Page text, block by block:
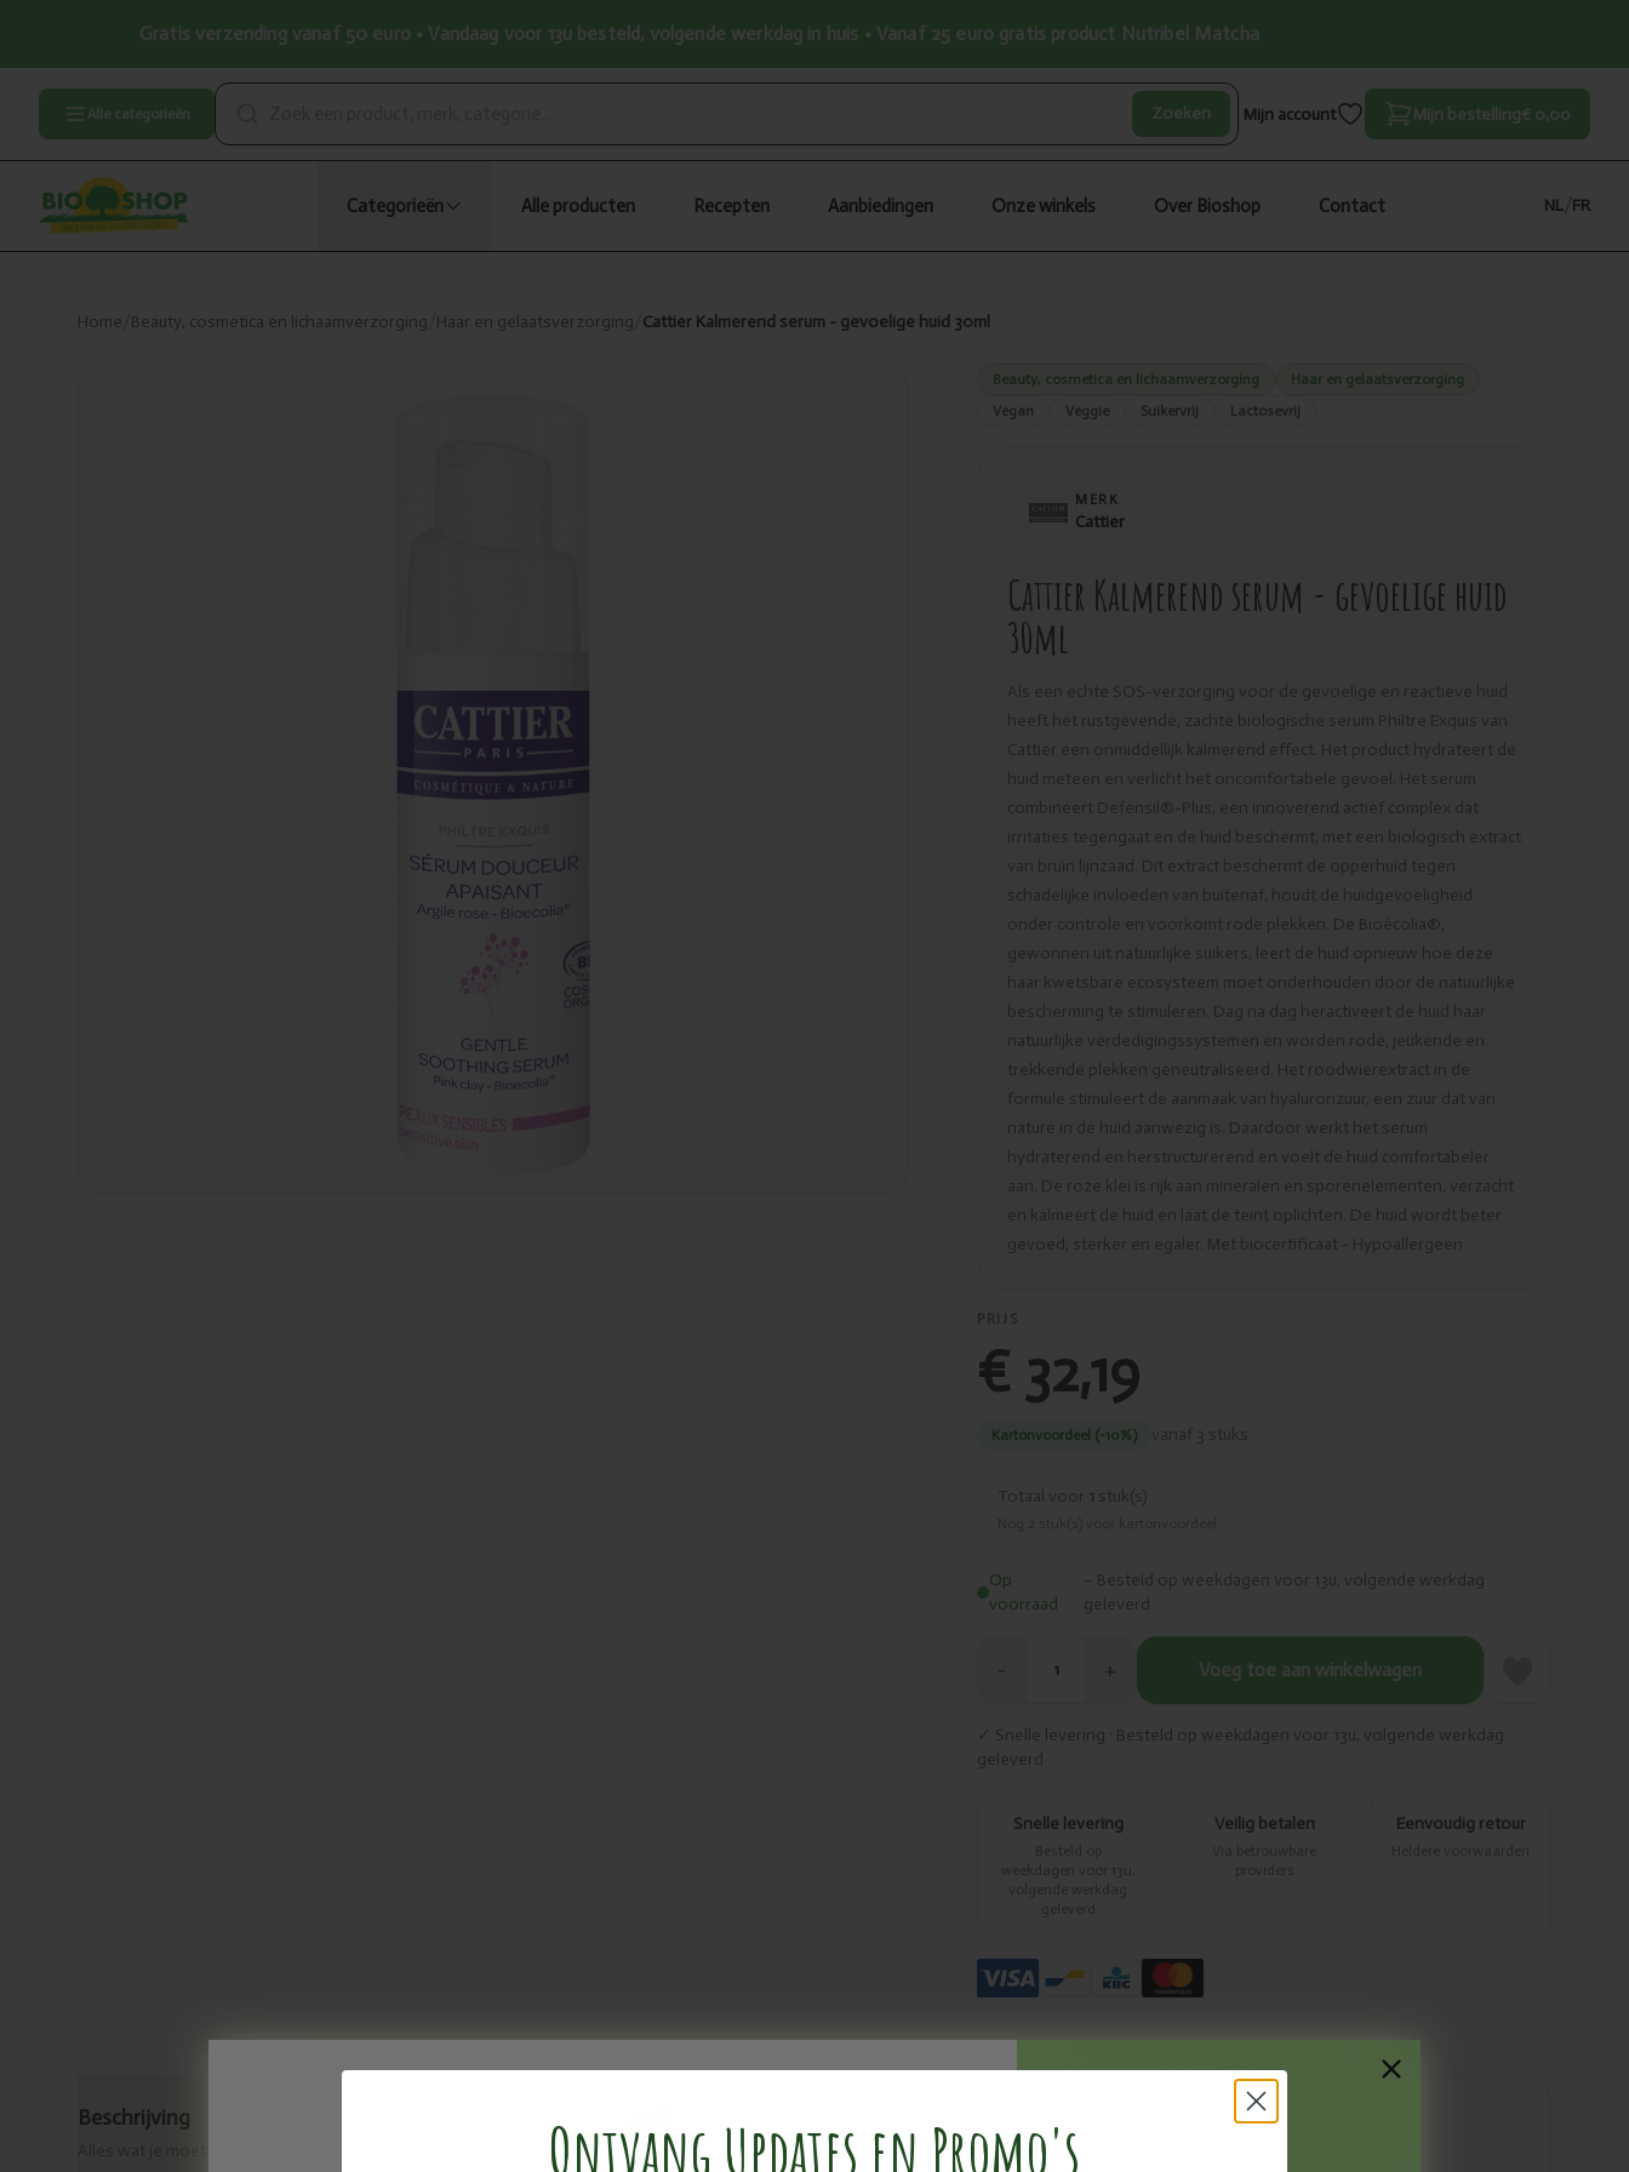
Gratis verzending vanaf 50 euro • Vandaag voor 13u besteld, volgende werkdag in huis • Vanaf 25 euro gratis product Nutribel Matcha
Alle categorieën Zoeken Mijn account Mijn bestelling€ 0,00
Categorieën Alle producten Recepten Aanbiedingen Onze winkels Over Bioshop Contact NL FR
Home Beauty, cosmetica en lichaamverzorging Haar en gelaatsverzorging Cattier Kalmerend serum - gevoelige huid 30ml
Beauty, cosmetica en lichaamverzorging
Haar en gelaatsverzorging
Vegan
Veggie Suikervrij Lactosevrij
MERK
Cattier
Cattier Kalmerend serum - gevoelige huid
30ml
Als een echte SOS-verzorging voor de gevoelige en reactieve huid
heeft het rustgevende, zachte biologische serum Philtre Exquis van
Cattier een onmiddellijk kalmerend effect. Het product hydrateert de
huid meteen en verlicht het oncomfortabele gevoel. Het serum
combineert Defensil®-Plus, een innoverend actief complex dat
irritaties tegengaat en de huid beschermt, met een biologisch extract
van bruin lijnzaad. Dit extract beschermt de opperhuid tegen
schadelijke invloeden van buitenaf, houdt de huidgevoeligheid
onder controle en voorkomt rode plekken. De Bioécolia®,
gewonnen uit natuurlijke suikers, leert de huid opnieuw hoe deze
haar kwetsbare ecosysteem moet onderhouden door de natuurlijke
bescherming te stimuleren. Dag na dag heractiveert de huid haar
natuurlijke verdedigingssystemen en worden rode, jeukende en
trekkende plekken geneutraliseerd. Het roodwierextract in de
formule stimuleert de aanmaak van hyaluronzuur, een zuur dat van
nature in de huid aanwezig is. Daardoor werkt het serum
hydraterend en herstructurerend en voelt de huid comfortabeler
aan. De roze klei is rijk aan mineralen en sporenelementen, verzacht
en kalmeert de huid en laat de teint oplichten. De huid wordt beter
gevoed, sterker en egaler. Met biocertificaat - Hypoallergeen
PRIJS
€ 32,19
Kartonvoordeel (-10%) vanaf 3 stuks
Totaal voor 1 stuk(s)
Op
voorraad
– Besteld op weekdagen voor 13u, volgende werkdag
geleverd
− 1 + Voeg toe aan winkelwagen
✓ Snelle levering · Besteld op weekdagen voor 13u, volgende werkdag
geleverd
Snelle levering
Besteld op
weekdagen voor 13u,
volgende werkdag
geleverd
Veilig betalen
Via betrouwbare
providers
Eenvoudig retour
Heldere voorwaarden
Beschrijving Voedingswaarden
Ontvang Updates en Promo's